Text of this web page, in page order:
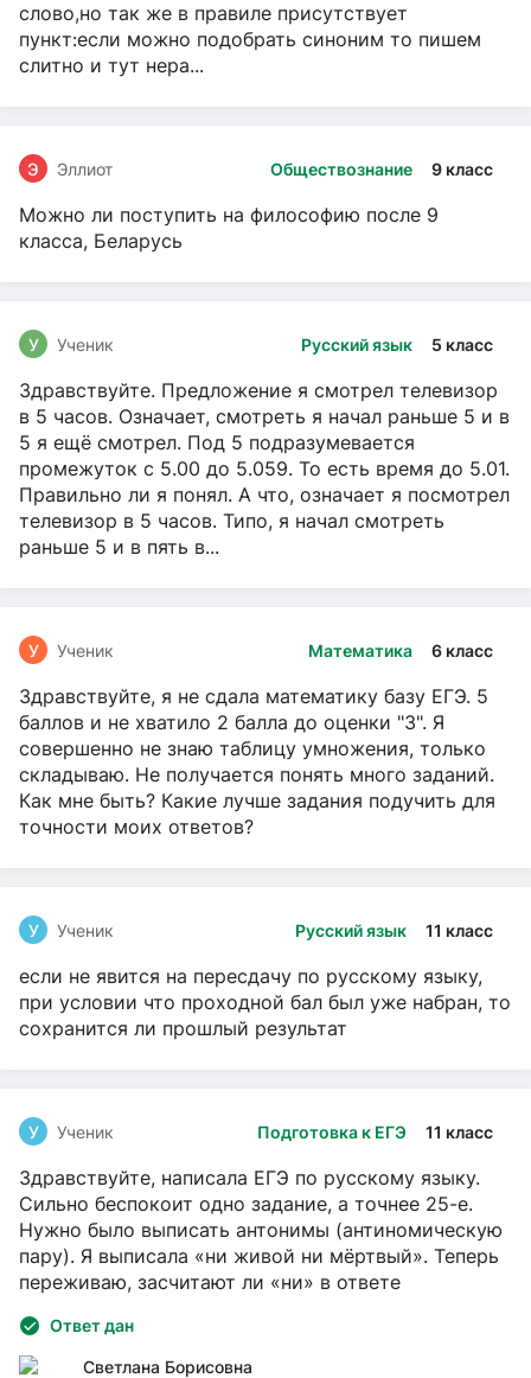
слово,но так же в правиле присутствует
пункт:если можно подобрать синоним то пишем
слитно и тут нера...
Обществознание 9 класс
Э Эллиот
Можно ли поступить на философию после 9
класса, Беларусь
Русский язык 5 класс
У Ученик
Здравствуйте. Предложение я смотрел телевизор
в 5 часов. Означает, смотреть я начал раньше 5 и в
5 я ещё смотрел. Под 5 подразумевается
промежуток с 5.00 до 5.059. То есть время до 5.01.
Правильно ли я понял. А что, означает я посмотрел
телевизор в 5 часов. Типо, я начал смотреть
раньше 5 и в пять в...
Математика 6 класс
У Ученик
Здравствуйте, я не сдала математику базу ЕГЭ. 5
баллов и не хватило 2 балла до оценки "3". Я
совершенно не знаю таблицу умножения, только
складываю. Не получается понять много заданий.
Как мне быть? Какие лучше задания подучить для
точности моих ответов?
Русский язык 11 класс
У Ученик
если не явится на пересдачу по русскому языку,
при условии что проходной бал был уже набран, то
сохранится ли прошлый результат
Подготовка к ЕГЭ 11 класс
У Ученик
Здравствуйте, написала ЕГЭ по русскому языку.
Сильно беспокоит одно задание, а точнее 25-е.
Нужно было выписать антонимы (антиномическую
пару). Я выписала «ни живой ни мёртвый». Теперь
переживаю, засчитают ли «ни» в ответе
Ответ дан
Светлана Борисовна